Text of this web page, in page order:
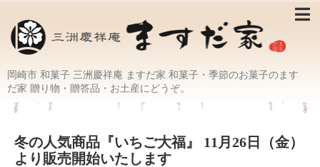
岡崎市 和菓子 三洲慶祥庵 ますだ家 和菓子・季節のお菓子のます
だ家 贈り物・贈答品・お土産にどうぞ。
冬の人気商品『いちご大福』 11月26日（金）
より販売開始いたします